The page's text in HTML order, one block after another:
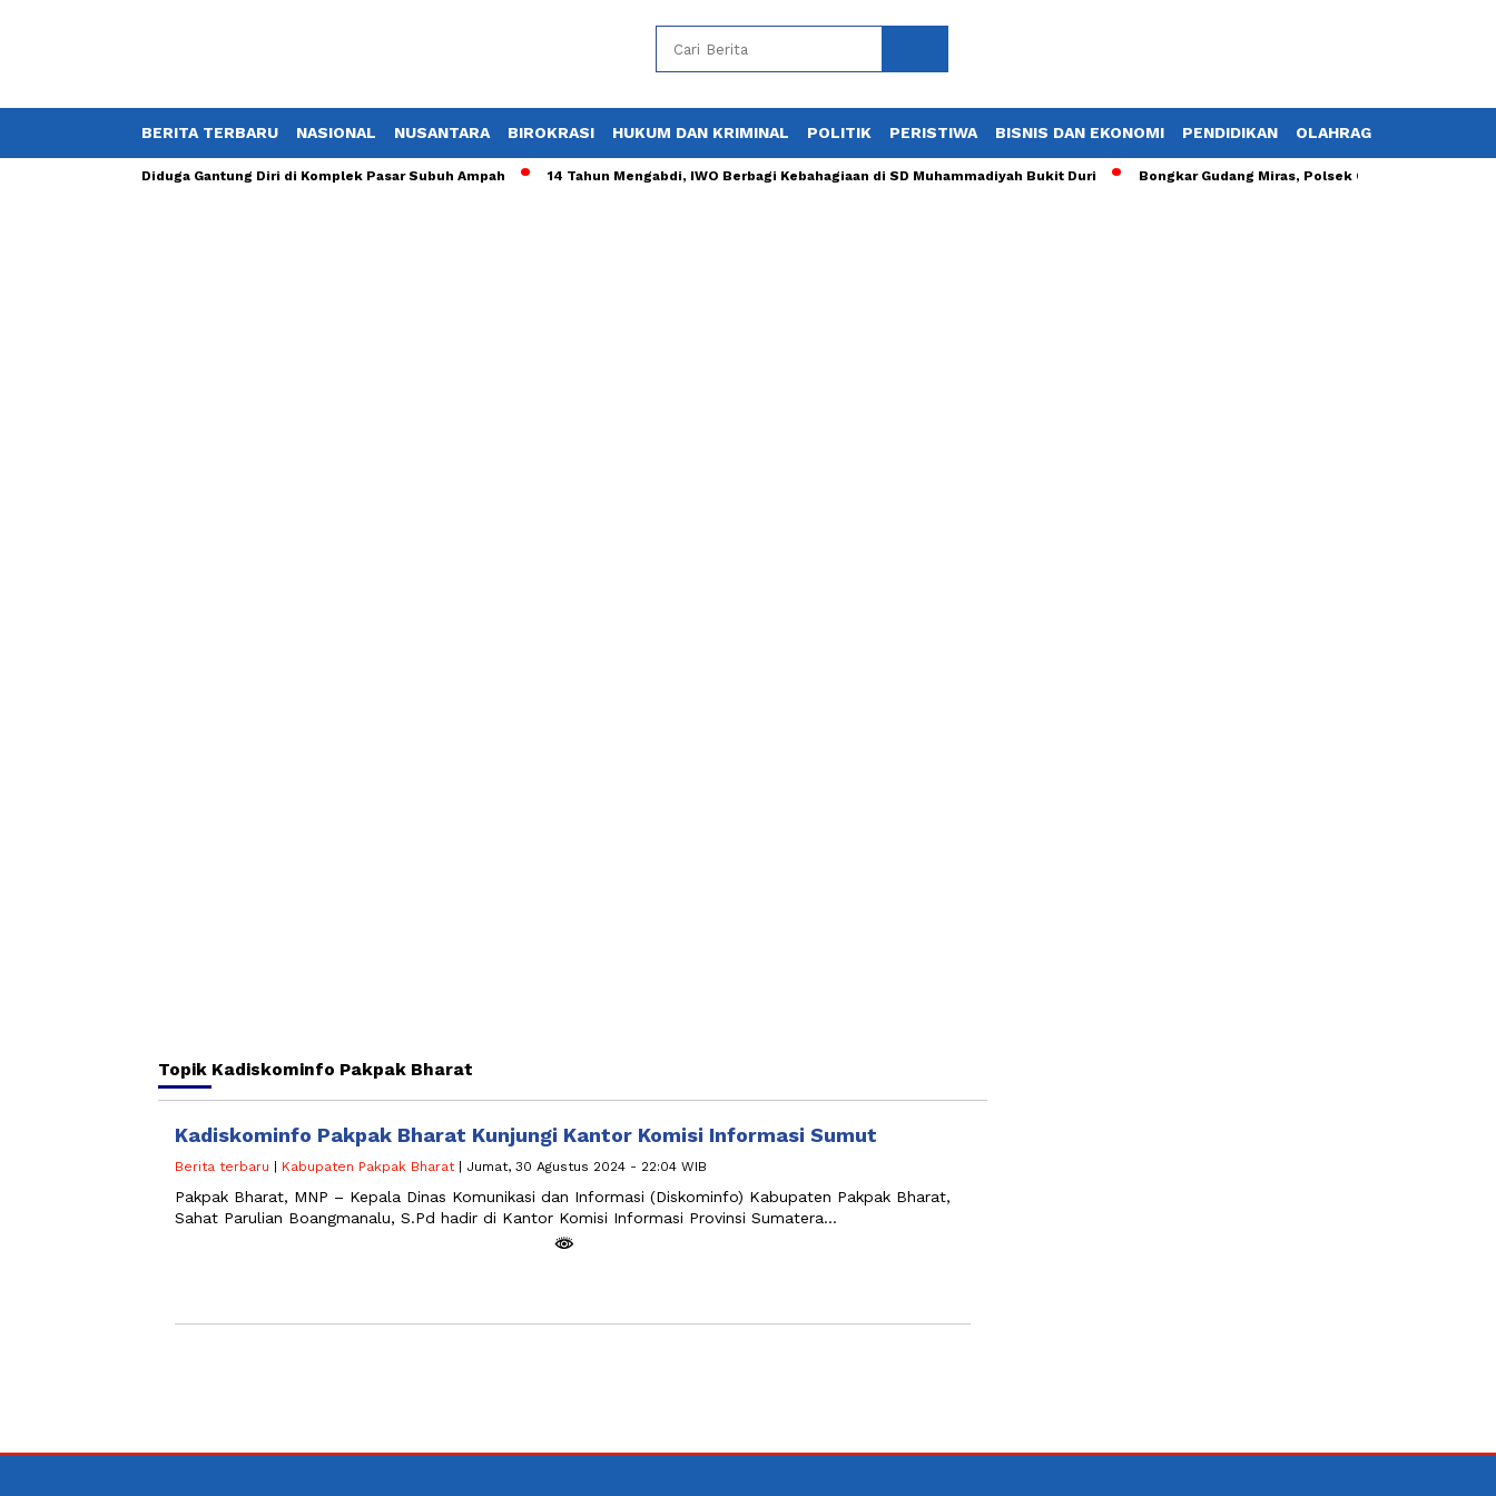
BERITA TERBARU NASIONAL NUSANTARA BIROKRASI HUKUM DAN KRIMINAL POLITIK PERISTIWA BISNIS DAN EKONOMI PENDIDIKAN OLAHRAGA
TKP Jenazah Diduga Gantung Diri di Komplek Pasar Subuh Ampah 14 Tahun Mengabdi, IWO Berbagi Kebahagiaan di SD Muhammadiyah Bukit Duri Bongkar Gudang Miras, Polsek Cibatu Sita 308 Botol
Topik Kadiskominfo Pakpak Bharat
Kadiskominfo Pakpak Bharat Kunjungi Kantor Komisi Informasi Sumut
Berita terbaru Kabupaten Pakpak Bharat| Jumat, 30 Agustus 2024 - 22:04 WIB
Pakpak Bharat, MNP – Kepala Dinas Komunikasi dan Informasi (Diskominfo) Kabupaten Pakpak Bharat,
Sahat Parulian Boangmanalu, S.Pd hadir di Kantor Komisi Informasi Provinsi Sumatera…